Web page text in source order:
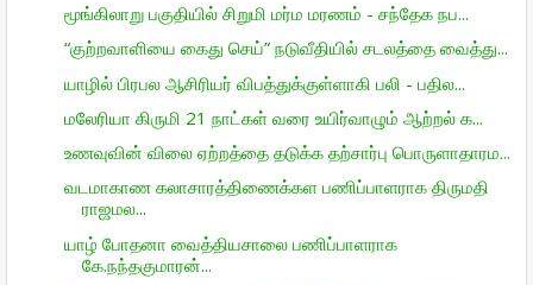
மூங்கிலாறு பகுதியில் சிறுமி மர்ம மரணம் - சந்தேக நப...
“குற்றவாளியை கைது செய்” நடுவீதியில் சடலத்தை வைத்து...
யாழில் பிரபல ஆசிரியர் விபத்துக்குள்ளாகி பலி - பதில...
மலேரியா கிருமி 21 நாட்கள் வரை உயிர்வாழும் ஆற்றல் க...
உணவுவின் விலை ஏற்றத்தை தடுக்க தற்சார்பு பொருளாதாரம...
வடமாகாண கலாசாரத்திணைக்கள பணிப்பாளராக திருமதி
ராஜமல...
யாழ் போதனா வைத்தியசாலை பணிப்பாளராக
கே.நந்தகுமாரன்...